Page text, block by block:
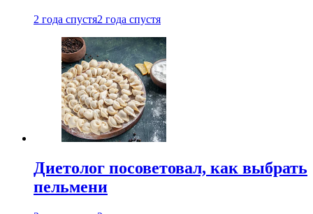
2 года спустя2 года спустя
Диетолог посоветовал, как выбрать
пельмени